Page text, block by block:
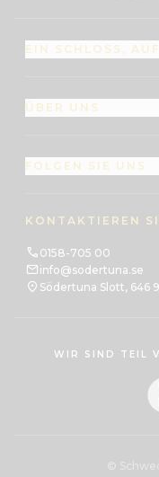
EIN SCHLOSS,
ÜBER UNS
FOLGEN SIE UNS
KONTAKTIEREN
0158-705 00
info@sodertuna.se
Södertuna Slott, 646
WIR SIND TEIL